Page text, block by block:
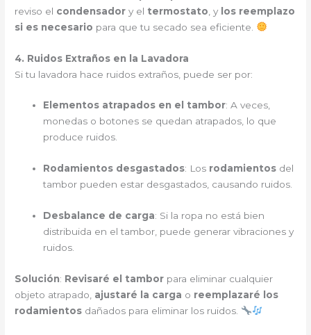
reviso el condensador y el termostato , y los reemplazo
si es necesario para que tu secado sea eficiente.
4. Ruidos Extraños en la Lavadora
Si tu lavadora hace ruidos extraños, puede ser por:
Elementos atrapados en el tambor: A veces,
monedas o botones se quedan atrapados, lo que
produce ruidos.
Rodamientos desgastados: Los rodamientos del
tambor pueden estar desgastados, causando ruidos.
Desbalance de carga: Si la ropa no está bien
distribuida en el tambor, puede generar vibraciones y
ruidos.
Solución: Revisaré el tambor para eliminar cualquier
objeto atrapado, ajustaré la carga o reemplazaré los
rodamientos dañados para eliminar los ruidos.